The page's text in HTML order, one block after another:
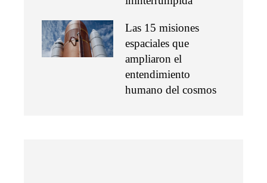
Las 15 misiones
espaciales que
ampliaron el
entendimiento
humano del cosmos